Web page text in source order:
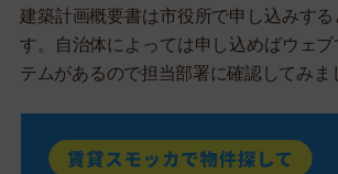
建築計画概要書は市役所で申し込みする
す。自治体によっては申し込めばウェブ
テムがあるので担当部署に確認してみま